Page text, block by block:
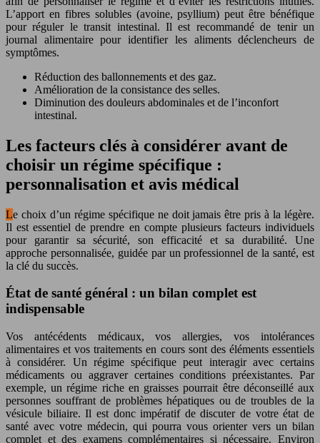
L’apport en fibres solubles (avoine, psyllium) peut être bénéfique
pour réguler le transit intestinal. Il est recommandé de tenir un
journal alimentaire pour identifier les aliments déclencheurs de
symptômes.
Réduction des ballonnements et des gaz.
Amélioration de la consistance des selles.
Diminution des douleurs abdominales et de l’inconfort
intestinal.
Les facteurs clés à considérer avant de
choisir un régime spécifique :
personnalisation et avis médical
Le choix d’un régime spécifique ne doit jamais être pris à la légère.
Il est essentiel de prendre en compte plusieurs facteurs individuels
pour garantir sa sécurité, son efficacité et sa durabilité. Une
approche personnalisée, guidée par un professionnel de la santé, est
la clé du succès.
État de santé général : un bilan complet est
indispensable
Vos antécédents médicaux, vos allergies, vos intolérances
alimentaires et vos traitements en cours sont des éléments essentiels
à considérer. Un régime spécifique peut interagir avec certains
médicaments ou aggraver certaines conditions préexistantes. Par
exemple, un régime riche en graisses pourrait être déconseillé aux
personnes souffrant de problèmes hépatiques ou de troubles de la
vésicule biliaire. Il est donc impératif de discuter de votre état de
santé avec votre médecin, qui pourra vous orienter vers un bilan
complet et des examens complémentaires si nécessaire. Environ